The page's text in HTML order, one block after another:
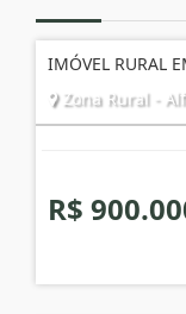
IMÓVEL RURAL
Zona Rural -
R$